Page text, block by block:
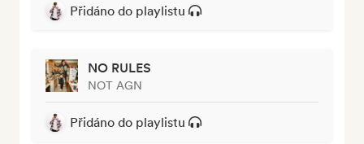
Přidáno do playlistu
NO RULES
NOT AGN
Přidáno do playlistu